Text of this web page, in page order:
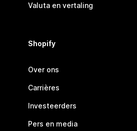
Valuta en vertaling
Shopify
Over ons
Carrières
Investeerders
Pers en media